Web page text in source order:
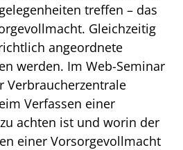
treffen – das
Gleichzeitig
angeordnete
werden. Im Web-Seminar
Verbraucherzentrale
Verfassen einer
achten ist und worin der
einer Vorsorgevollmacht